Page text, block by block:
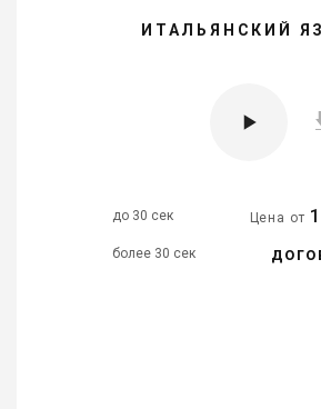
ИТАЛЬЯНСКИЙ
до 30 сек Цена от
более 30 сек